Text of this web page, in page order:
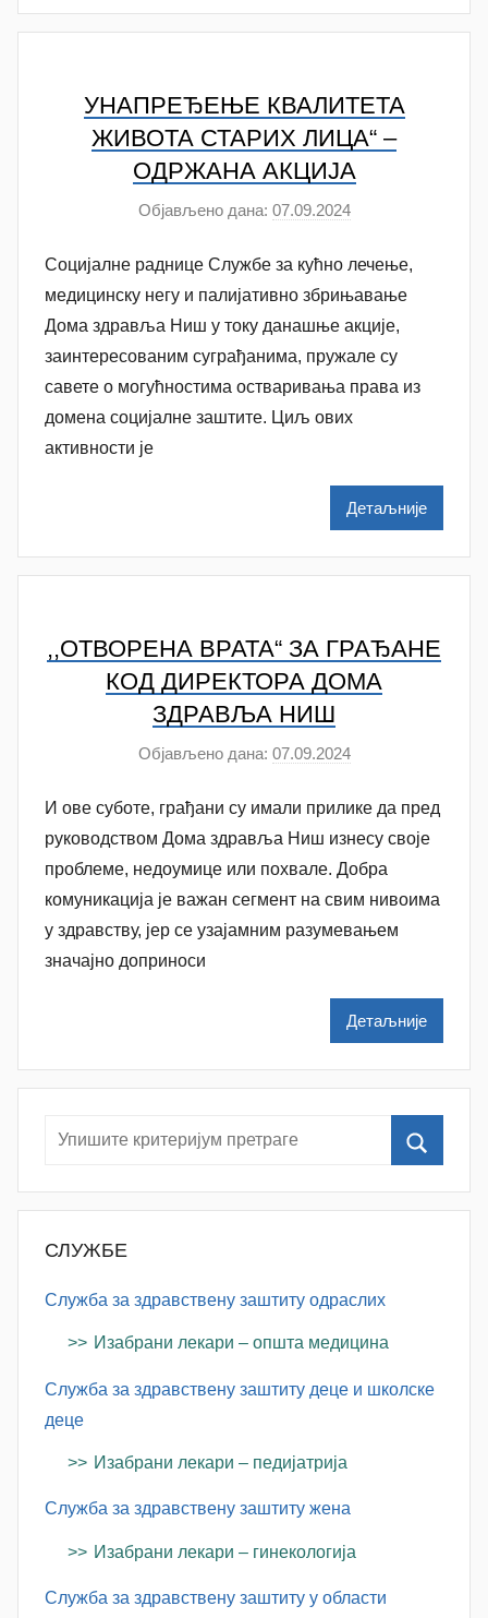
a
t
a
n
o
v
c
УНАПРЕЂЕЊЕ КВАЛИТЕТА
ЖИВОТА СТАРИХ ЛИЦА“ –
ОДРЖАНА АКЦИЈА
Објављено дана: 07.09.2024а
т
о
р
N
a
Š
t
o
v
Социјалне раднице Службе за кућно лечење,
медицинску негу и палијативно збрињавање
Дома здравља Ниш у току данашње акције,
заинтересованим суграђанима, пружале су
савете о могућностима остваривања права из
домена социјалне заштите. Циљ ових
активности је
Детаљније
,,ОТВОРЕНА ВРАТА“ ЗА ГРАЂАНЕ
КОД ДИРЕКТОРА ДОМА
ЗДРАВЉА НИШ
Објављено дана: 07.09.2024а
т
о
р
N
a
Š
u
o
c
И ове суботе, грађани су имали прилике да пред
руководством Дома здравља Ниш изнесу своје
проблеме, недоумице или похвале. Добра
комуникација је важан сегмент на свим нивоима
у здравству, јер се узајамним разумевањем
значајно доприноси
Детаљније
СЛУЖБЕ
Служба за здравствену заштиту одраслих
Изабрани лекари – општа медицина
Служба за здравствену заштиту деце и школске
деце
Изабрани лекари – педијатрија
Служба за здравствену заштиту жена
Изабрани лекари – гинекологија
Служба за здравствену заштиту у области